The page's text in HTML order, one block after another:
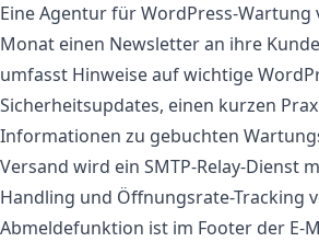
Eine Agentur für WordPress-Wartung
Monat einen Newsletter an ihre
umfasst Hinweise auf wichtige
Sicherheitsupdates, einen kurzen
Informationen zu gebuchten
Versand wird ein SMTP-Relay-Dienst
Handling und Öffnungsrate-Tracking
Abmeldefunktion ist im Footer der E-